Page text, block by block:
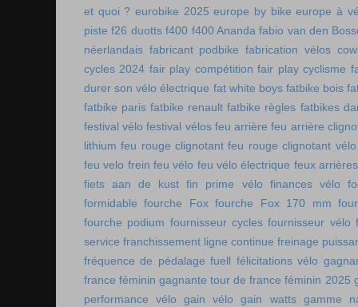
et quoi ? eurobike 2025 europe by bike europe à
piste f26 duotts f400 f400 Ananda fabio van den
néerlandais fabricant podbike fabrication vélos
cycles 2024 fair play compétition fair play cyclisme
durer son vélo électrique fat white boys fatbike bois
fatbike paris fatbike renault fatbike règles fatbikes
festival vélo festival vélos feu arrière feu arrière
lithium feu rouge clignotant feu rouge clignotant vélo
feu velo frein feu vélo feu vélo électrique feux
fiets aan de kust fin prime vélo finances vélo
formidable fourche Fox fourche Fox 170 mm
fourche podium fournisseur cycles fournisseur vélo
service franchissement ligne continue freinage
fréquence de pédalage fuell félicitations vélo
france féminin gagnante tour de france féminin 2025
performance vélo
gain vélo gain watts gamme